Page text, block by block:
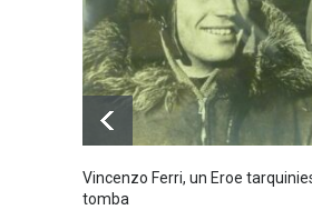
Vincenzo Ferri, un Eroe
tomba